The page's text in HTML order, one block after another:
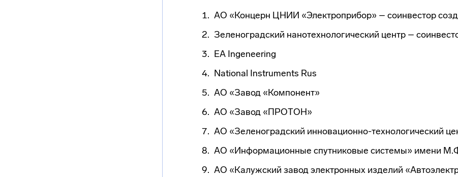
АО «Концерн ЦНИИ «Электроприбор» – соинвестор
Зеленоградский нанотехнологический центр –
EA Ingeneering
National Instruments Rus
АО «Завод «Компонент»
АО «Завод «ПРОТОН»
АО «Зеленоградский инновационно-технологический
АО «Информационные спутниковые системы» имени
АО «Калужский завод электронных изделий